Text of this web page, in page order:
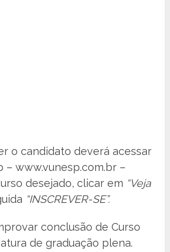
o candidato deverá acessar
– www.vunesp.com.br –
desejado, clicar em “Veja
“INSCREVER-SE”.
conclusão de Curso
de graduação plena.